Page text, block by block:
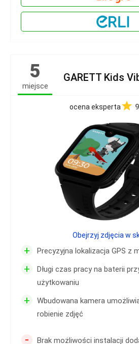
5
miejsce
GARETT Kids
ocena eksperta
+ Precyzyjna lokalizacja GPS z
+
Długi czas pracy na baterii
użytkowaniu
+
Wbudowana kamera
robienie zdjęć
- Brak możliwości instalacji
Obejrzyj zdjęcia w